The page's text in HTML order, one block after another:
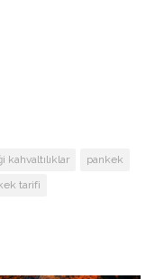
kahvaltılıklar
pankek
tarifi